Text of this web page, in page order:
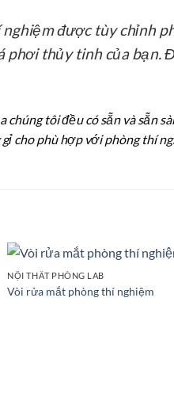
được tùy chỉnh
phơi thủy tinh của
tôi đều có sẵn và sẵn
cho phù hợp với phòng thí
NỘI THẤT PHÒNG LAB
Vòi rửa mắt phòng thí nghiệm